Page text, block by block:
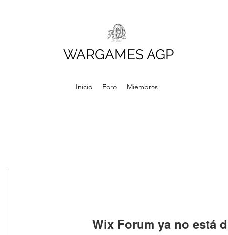
WARGAMES AGP
Inicio Foro Miembros
Wix Forum ya no está